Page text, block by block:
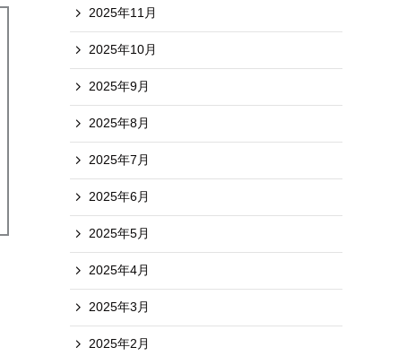
2025年11月
2025年10月
2025年9月
2025年8月
2025年7月
2025年6月
2025年5月
2025年4月
2025年3月
2025年2月